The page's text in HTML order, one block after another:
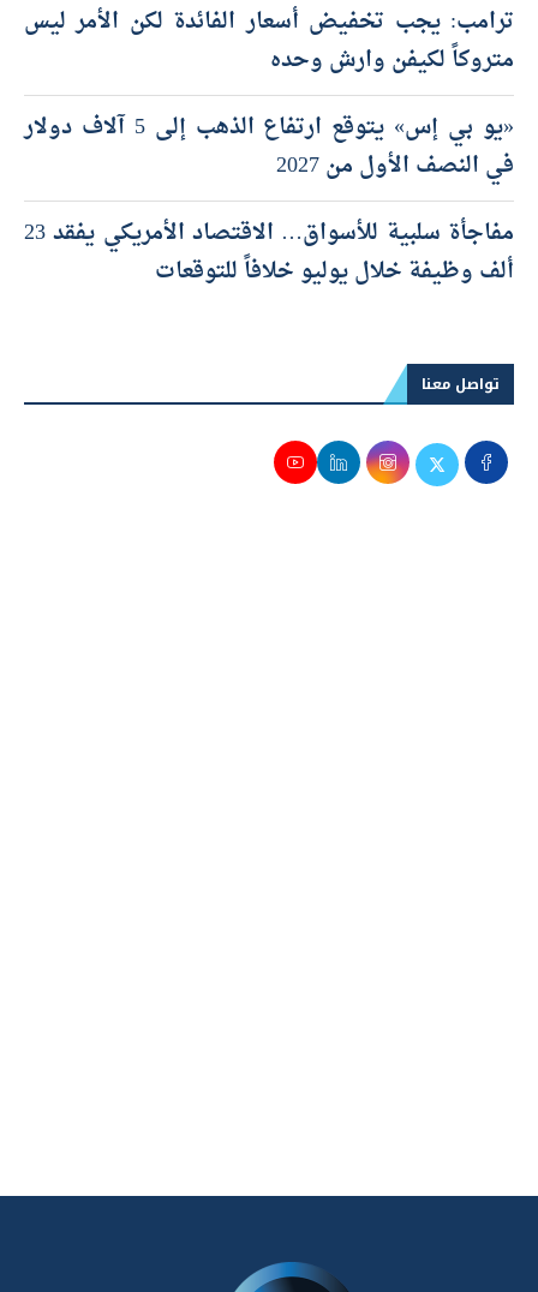
ترامب: يجب تخفيض أسعار الفائدة لكن الأمر ليس
متروكاً لكيفن وارش وحده
«يو بي إس» يتوقع ارتفاع الذهب إلى 5 آلاف دولار
في النصف الأول من 2027
مفاجأة سلبية للأسواق… الاقتصاد الأمريكي يفقد 23
ألف وظيفة خلال يوليو خلافاً للتوقعات
تواصل معنا